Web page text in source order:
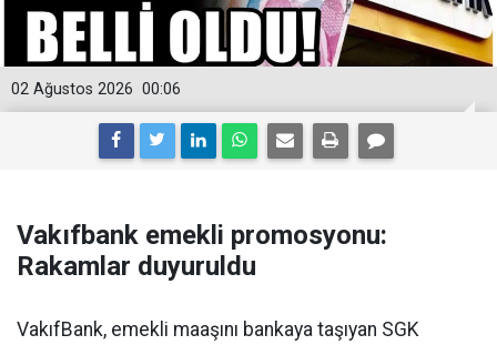
00:06
02 Ağustos 2026
Vakıfbank emekli promosyonu:
Rakamlar duyuruldu
VakıfBank, emekli maaşını bankaya taşıyan SGK